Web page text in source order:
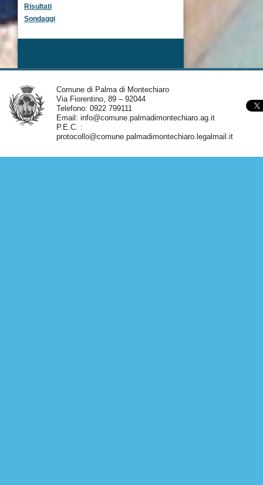
Risultati
Sondaggi
Comune di Palma di Montechiaro
Via Fiorentino, 89 – 92044
Telefono: 0922 799111
Email: info@comune.palmadimontechiaro.ag.it
P.E.C. :
protocollo@comune.palmadimontechiaro.legalmail.it